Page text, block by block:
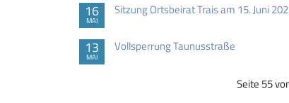
16
MAI
Sitzung Ortsbeirat Trais am 15. Juni
13
MAI
Vollsperrung Taunusstraße
Seite 55